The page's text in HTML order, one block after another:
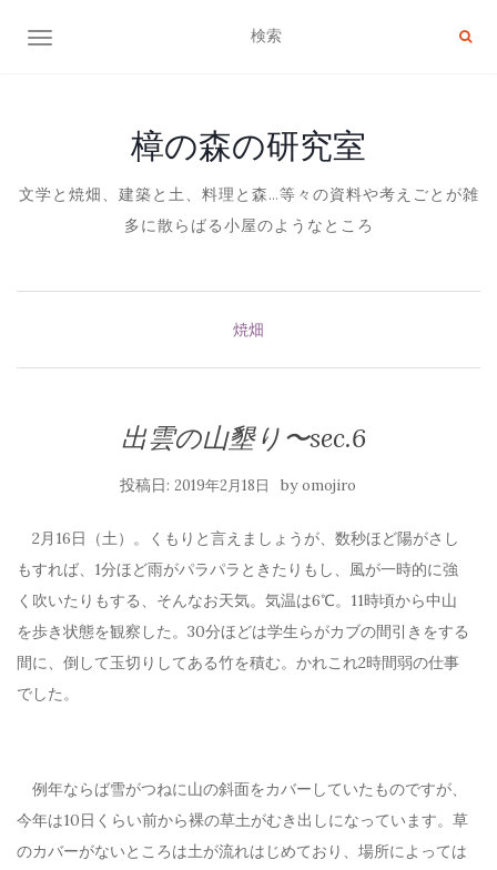
ナビゲーション切り替え
樟の森の研究室
文学と焼畑、建築と土、料理と森…等々の資料や考えごとが雑
多に散らばる小屋のようなところ
焼畑
出雲の山墾り〜sec.6
投稿日: 2019年2月18日 byomojiro
2月16日（土）。くもりと言えましょうが、数秒ほど陽がさし
もすれば、1分ほど雨がパラパラときたりもし、風が一時的に強
く吹いたりもする、そんなお天気。気温は6℃。11時頃から中山
を歩き状態を観察した。30分ほどは学生らがカブの間引きをする
間に、倒して玉切りしてある竹を積む。かれこれ2時間弱の仕事
でした。
例年ならば雪がつねに山の斜面をカバーしていたものですが、
今年は10日くらい前から裸の草土がむき出しになっています。草
のカバーがないところは土が流れはじめており、場所によっては